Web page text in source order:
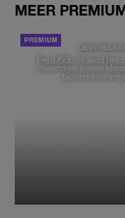
MEER
LIEVE HELEEN
Fred (55): 'Ik vind het
meerdere keren
tijdens een